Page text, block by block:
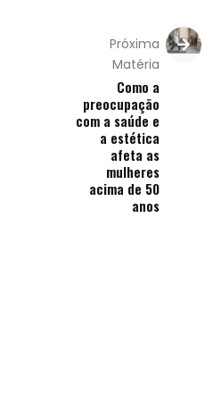
Próxima
Matéria
Como a
preocupação
com a saúde e
a estética
afeta as
mulheres
acima de 50
anos